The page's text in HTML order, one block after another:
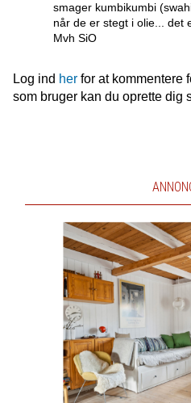
smager kumbikumbi
når de er stegt i olie... det
Mvh SiO
Log ind herfor at kommentere
som bruger kan du oprette dig